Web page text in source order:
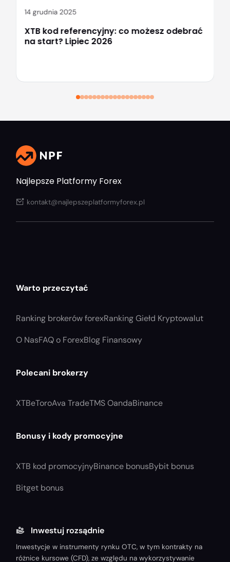
14 grudnia 2025
XTB kod referencyjny: co możesz odebrać
na start? Lipiec 2026
Najlepsze Platformy Forex
kontakt@najlepszeplatformyforex.pl
Warto przeczytać
Ranking brokerów forexRanking Giełd Kryptowalut
O NasFAQ o ForexBlog Finansowy
Polecani brokerzy
XTBeToroAva TradeTMS OandaBinance
Bonusy i kody promocyjne
XTB kod promocyjnyBinance bonusBybit bonus
Bitget bonus
Inwestuj rozsądnie
Inwestycje w instrumenty rynku OTC, w tym kontrakty na
różnice kursowe (CFD), ze względu na wykorzystywanie